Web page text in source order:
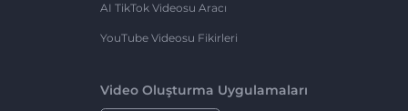
AI TikTok Videosu Aracı
YouTube Videosu Fikirleri
Video Oluşturma Uygulamaları